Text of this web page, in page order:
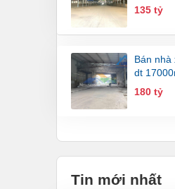
135 tỷ
bán nhà xưởng tại t p biên hòa đồng nai
dt
180 tỷ
Tin mới nhất